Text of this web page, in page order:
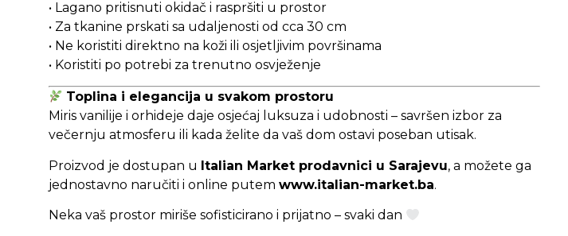
• Lagano pritisnuti okidač i raspršiti u prostor
• Za tkanine prskati sa udaljenosti od cca 30 cm
• Ne koristiti direktno na koži ili osjetljivim površinama
• Koristiti po potrebi za trenutno osvježenje
Toplina i elegancija u svakom prostoru
Miris vanilije i orhideje daje osjećaj luksuza i udobnosti – savršen izbor za
večernju atmosferu ili kada želite da vaš dom ostavi poseban utisak.
Proizvod je dostupan u Italian Market prodavnici u Sarajevu, a možete ga
jednostavno naručiti i online putem www.italian-market.ba.
Neka vaš prostor miriše sofisticirano i prijatno – svaki dan